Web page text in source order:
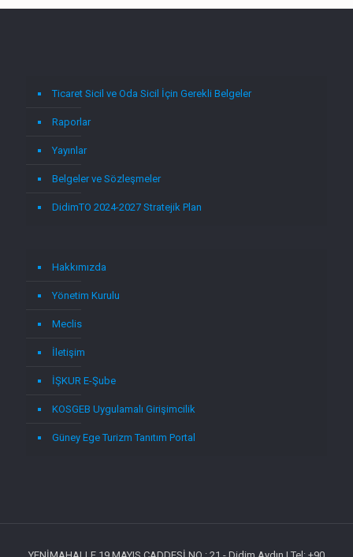
Ticaret Sicil ve Oda Sicil İçin Gerekli Belgeler
Raporlar
Yayınlar
Belgeler ve Sözleşmeler
DidimTO 2024-2027 Stratejik Plan
Hakkımızda
Yönetim Kurulu
Meclis
İletişim
İŞKUR E-Şube
KOSGEB Uygulamalı Girişimcilik
Güney Ege Turizm Tanıtım Portal